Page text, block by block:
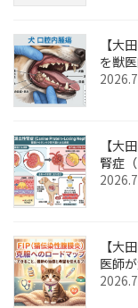
送
り
【大
を獣
【大
腎症
【大
医師